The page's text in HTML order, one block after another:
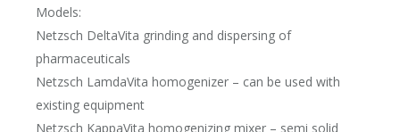
Models:
Netzsch DeltaVita grinding and dispersing of
pharmaceuticals
Netzsch LamdaVita homogenizer – can be used with
existing equipment
Netzsch KappaVita homogenizing mixer – semi solid